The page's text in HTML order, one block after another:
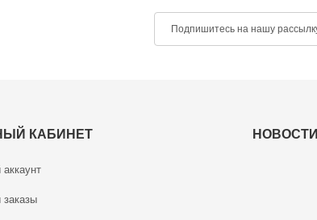
КАБИНЕТ
заказы
НОВОСТИ